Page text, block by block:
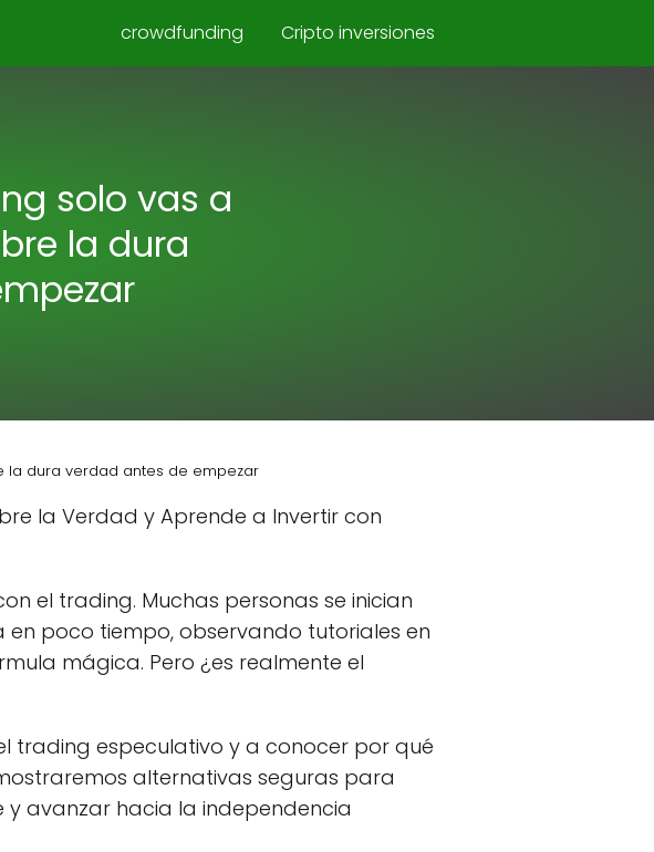
crowdfunding Cripto inversiones
solo vas a
la dura
la dura verdad antes de empezar
la Verdad y Aprende a Invertir con
el trading. Muchas personas se inician
poco tiempo, observando tutoriales en
mágica. Pero ¿es realmente el
trading especulativo y a conocer por qué
alternativas seguras para
avanzar hacia la independencia